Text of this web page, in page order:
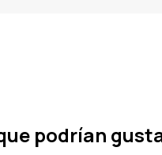
podrían